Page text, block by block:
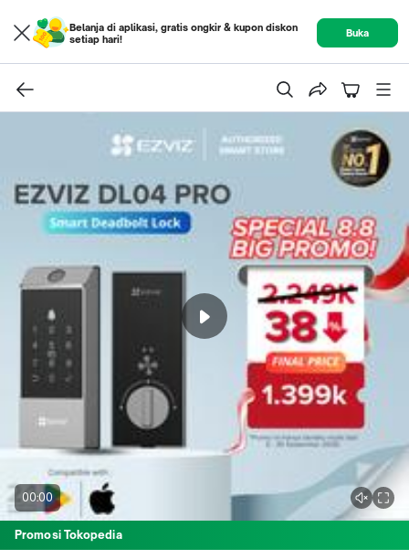
Belanja di aplikasi, gratis ongkir & kupon diskon
setiap hari!
Buka
00:00
Promosi Tokopedia